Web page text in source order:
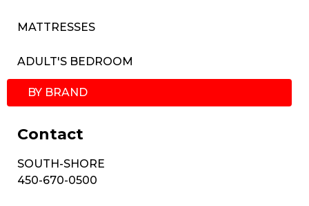
MATTRESSES
ADULT'S BEDROOM
BY BRAND
Contact
SOUTH-SHORE
450-670-0500